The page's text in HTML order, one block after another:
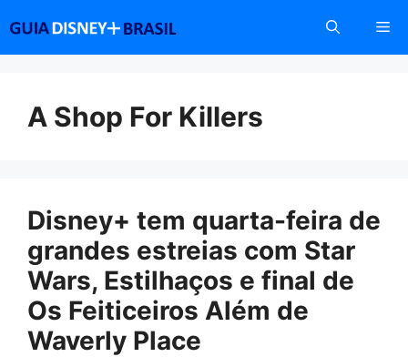
conteúdo
A Shop For Killers
Disney+ tem quarta-feira de
grandes estreias com Star
Wars, Estilhaços e final de
Os Feiticeiros Além de
Waverly Place